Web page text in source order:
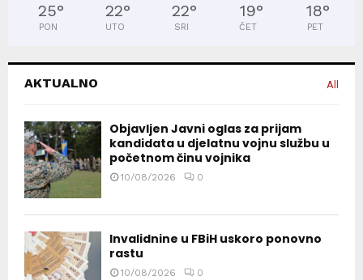
25°
PON
22°
UTO
22°
SRI
19°
ČET
18°
PET
AKTUALNO All
Objavljen Javni oglas za prijam
kandidata u djelatnu vojnu službu u
početnom činu vojnika
10/08/2026 0
Invalidnine u FBiH uskoro ponovno
rastu
10/08/2026 0